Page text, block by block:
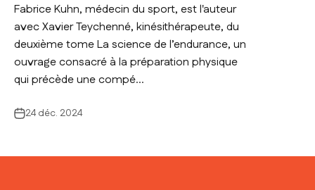
Fabrice Kuhn, médecin du sport, est l'auteur
avec Xavier Teychenné, kinésithérapeute, du
deuxième tome La science de l’endurance, un
ouvrage consacré à la préparation physique
qui précède une compé...
24 déc. 2024